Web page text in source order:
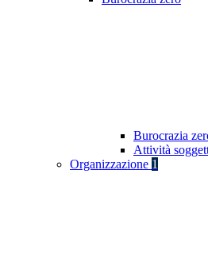
Burocrazia
Attività
Organizzazione 1